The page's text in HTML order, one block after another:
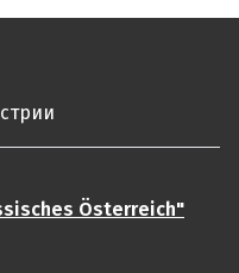
Österreich"